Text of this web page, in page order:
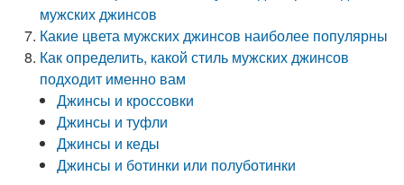
мужских джинсов
Какие цвета мужских джинсов наиболее популярны
Как определить, какой стиль мужских джинсов
подходит именно вам
Джинсы и кроссовки
Джинсы и туфли
Джинсы и кеды
Джинсы и ботинки или полуботинки